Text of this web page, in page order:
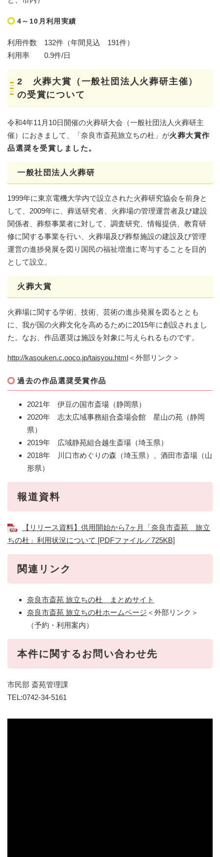
4～10月利用実績
利用件数 132件（年間見込 191件）
利用率 0.9件/日
2 火葬大賞（一般社団法人火葬研主催）
の受賞について
令和4年11月10日開催の火葬研大会（一般社団法人火葬研主
催）におきまして、「奈良市斎苑旅立ちの杜」が火葬大賞作
品選奨を受賞しました。
一般社団法人火葬研
1999年に東京電機大学内で設立された火葬研究協会を前身と
して、2009年に、葬送研究者、火葬場の管理運営者及び建設
関係者、葬祭事業者に対して、調査研究、情報提供、教育研
修に関する事業を行い、火葬場及び葬祭施設の建設及び管理
運営の進捗発展を図り国民の福祉増進に寄与することを目的
として設立。
火葬大賞
火葬場に関する学術、技術、芸術の進歩発展を図るととも
に、我が国の火葬文化を高めるために2015年に創設されまし
た。なお、作品選奨は施設を対象に与えられるものです。
http://kasouken.c.ooco.jp/taisyou.html ＜外部リンク＞
過去の作品選奨受賞作品
2021年 伊豆の国市斎場（静岡県）
2020年 志太広域事務組合斎場会館 星山の苑（静岡
県）
2019年 広域静苑組合越生斎場（埼玉県）
2018年 川口市めぐりの森（埼玉県）、酒田市斎場（山
形県）
報道資料
【リリース資料】供用開始から7ヶ月「奈良市斎苑 旅立
ちの杜」利用状況について [PDFファイル／725KB]
関連リンク
奈良市斎苑 旅立ちの杜 まとめサイト
奈良市斎苑 旅立ちの杜ホームページ ＜外部リンク＞
（予約・利用案内）
本件に関するお問い合わせ先
市民部 斎苑管理課
TEL:0742-34-5161